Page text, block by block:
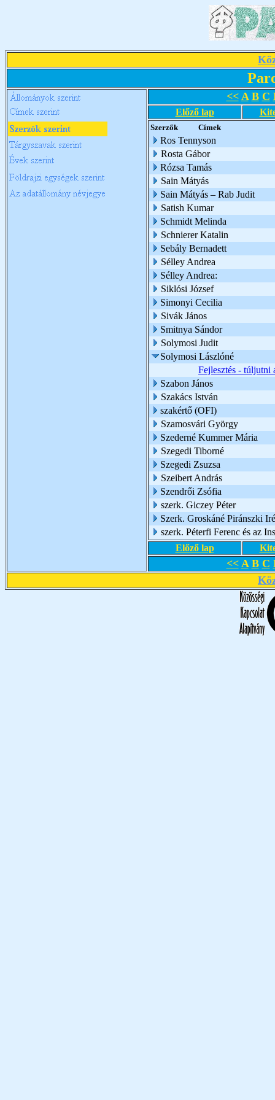
<< A B C
Előző lap
Szerzők Címek
Ros Tennyson
Rosta Gábor
Rózsa Tamás
Sain Mátyás
Sain Mátyás – Rab Judit
Satish Kumar
Schmidt Melinda
Schnierer Katalin
Sebály Bernadett
Sélley Andrea
Sélley Andrea:
Siklósi József
Simonyi Cecilia
Sivák János
Smitnya Sándor
Solymosi Judit
Solymosi Lászlóné
Fejlesztés - túljutni
Szabon János
Szakács István
szakértő (OFI)
Szamosvári György
Szederné Kummer Mária
Szegedi Tiborné
Szegedi Zsuzsa
Szeibert András
Szendrői Zsófia
szerk. Giczey Péter
Szerk. Groskáné Piránszki
szerk. Péterfi Ferenc és az
Előző lap
<< A B C